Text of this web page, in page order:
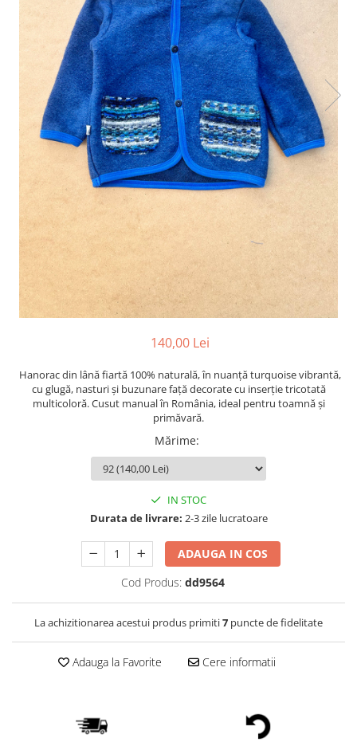
140,00 Lei
Hanoracdin lânăfiartă 100% naturală, în nuanțăturquoise vibrantă,
cu glugă, nasturi și buzunare față decoratecu inserțietricotată
multicoloră. Cusut manualîn România, ideal pentru toamnăși
primăvară.
Mărime:
IN STOC
Durata de livrare: 2-3 zile lucratoare
ADAUGA IN COS
Cod Produs: dd9564
La achizitionarea acestui produs primiti7 puncte de fidelitate
Adauga la Favorite Cere informatii